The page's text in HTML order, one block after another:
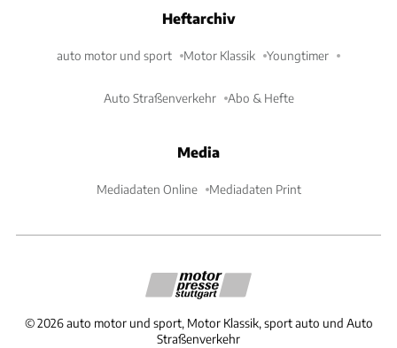
Heftarchiv
auto motor und sport Motor Klassik Youngtimer
Auto Straßenverkehr Abo & Hefte
Media
Mediadaten Online Mediadaten Print
©2026 auto motor und sport, Motor Klassik, sport auto und Auto
Straßenverkehr